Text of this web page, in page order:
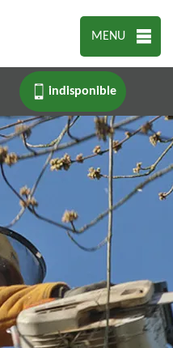
MENU
indisponible